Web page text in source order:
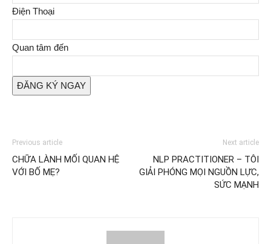
Điện Thoại
Quan tâm đến
ĐĂNG KÝ NGAY
Previous article
CHỮA LÀNH MỐI QUAN HỆ
VỚI BỐ MẸ?
Next article
NLP PRACTITIONER – TÔI
GIẢI PHÓNG MỌI NGUỒN LỰC,
SỨC MẠNH